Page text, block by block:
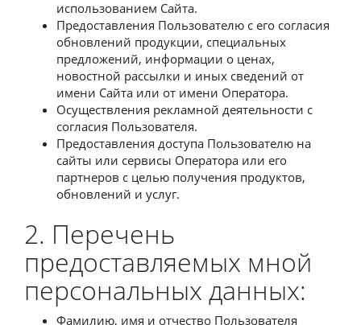
использованием Сайта.
Предоставления Пользователю с его согласия
обновлений продукции, специальных
предложений, информации о ценах,
новостной рассылки и иных сведений от
имени Сайта или от имени Оператора.
Осуществления рекламной деятельности с
согласия Пользователя.
Предоставления доступа Пользователю на
сайты или сервисы Оператора или его
партнеров с целью получения продуктов,
обновлений и услуг.
2. Перечень
предоставляемых мной
персональных данных:
Фамилию, имя и отчество Пользователя